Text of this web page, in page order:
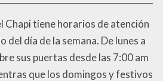
Chapi tiene horarios de atención
del día de la semana. De lunes a
sus puertas desde las 7:00 am
que los domingos y festivos